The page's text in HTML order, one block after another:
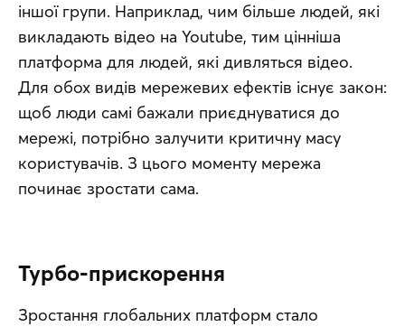
іншої групи. Наприклад, чим більше людей, які
викладають відео на Youtube, тим цінніша
платформа для людей, які дивляться відео.
Для обох видів мережевих ефектів існує закон:
щоб люди самі бажали приєднуватися до
мережі, потрібно залучити критичну масу
користувачів. З цього моменту мережа
починає зростати сама.
Турбо-прискорення
Зростання глобальних платформ стало